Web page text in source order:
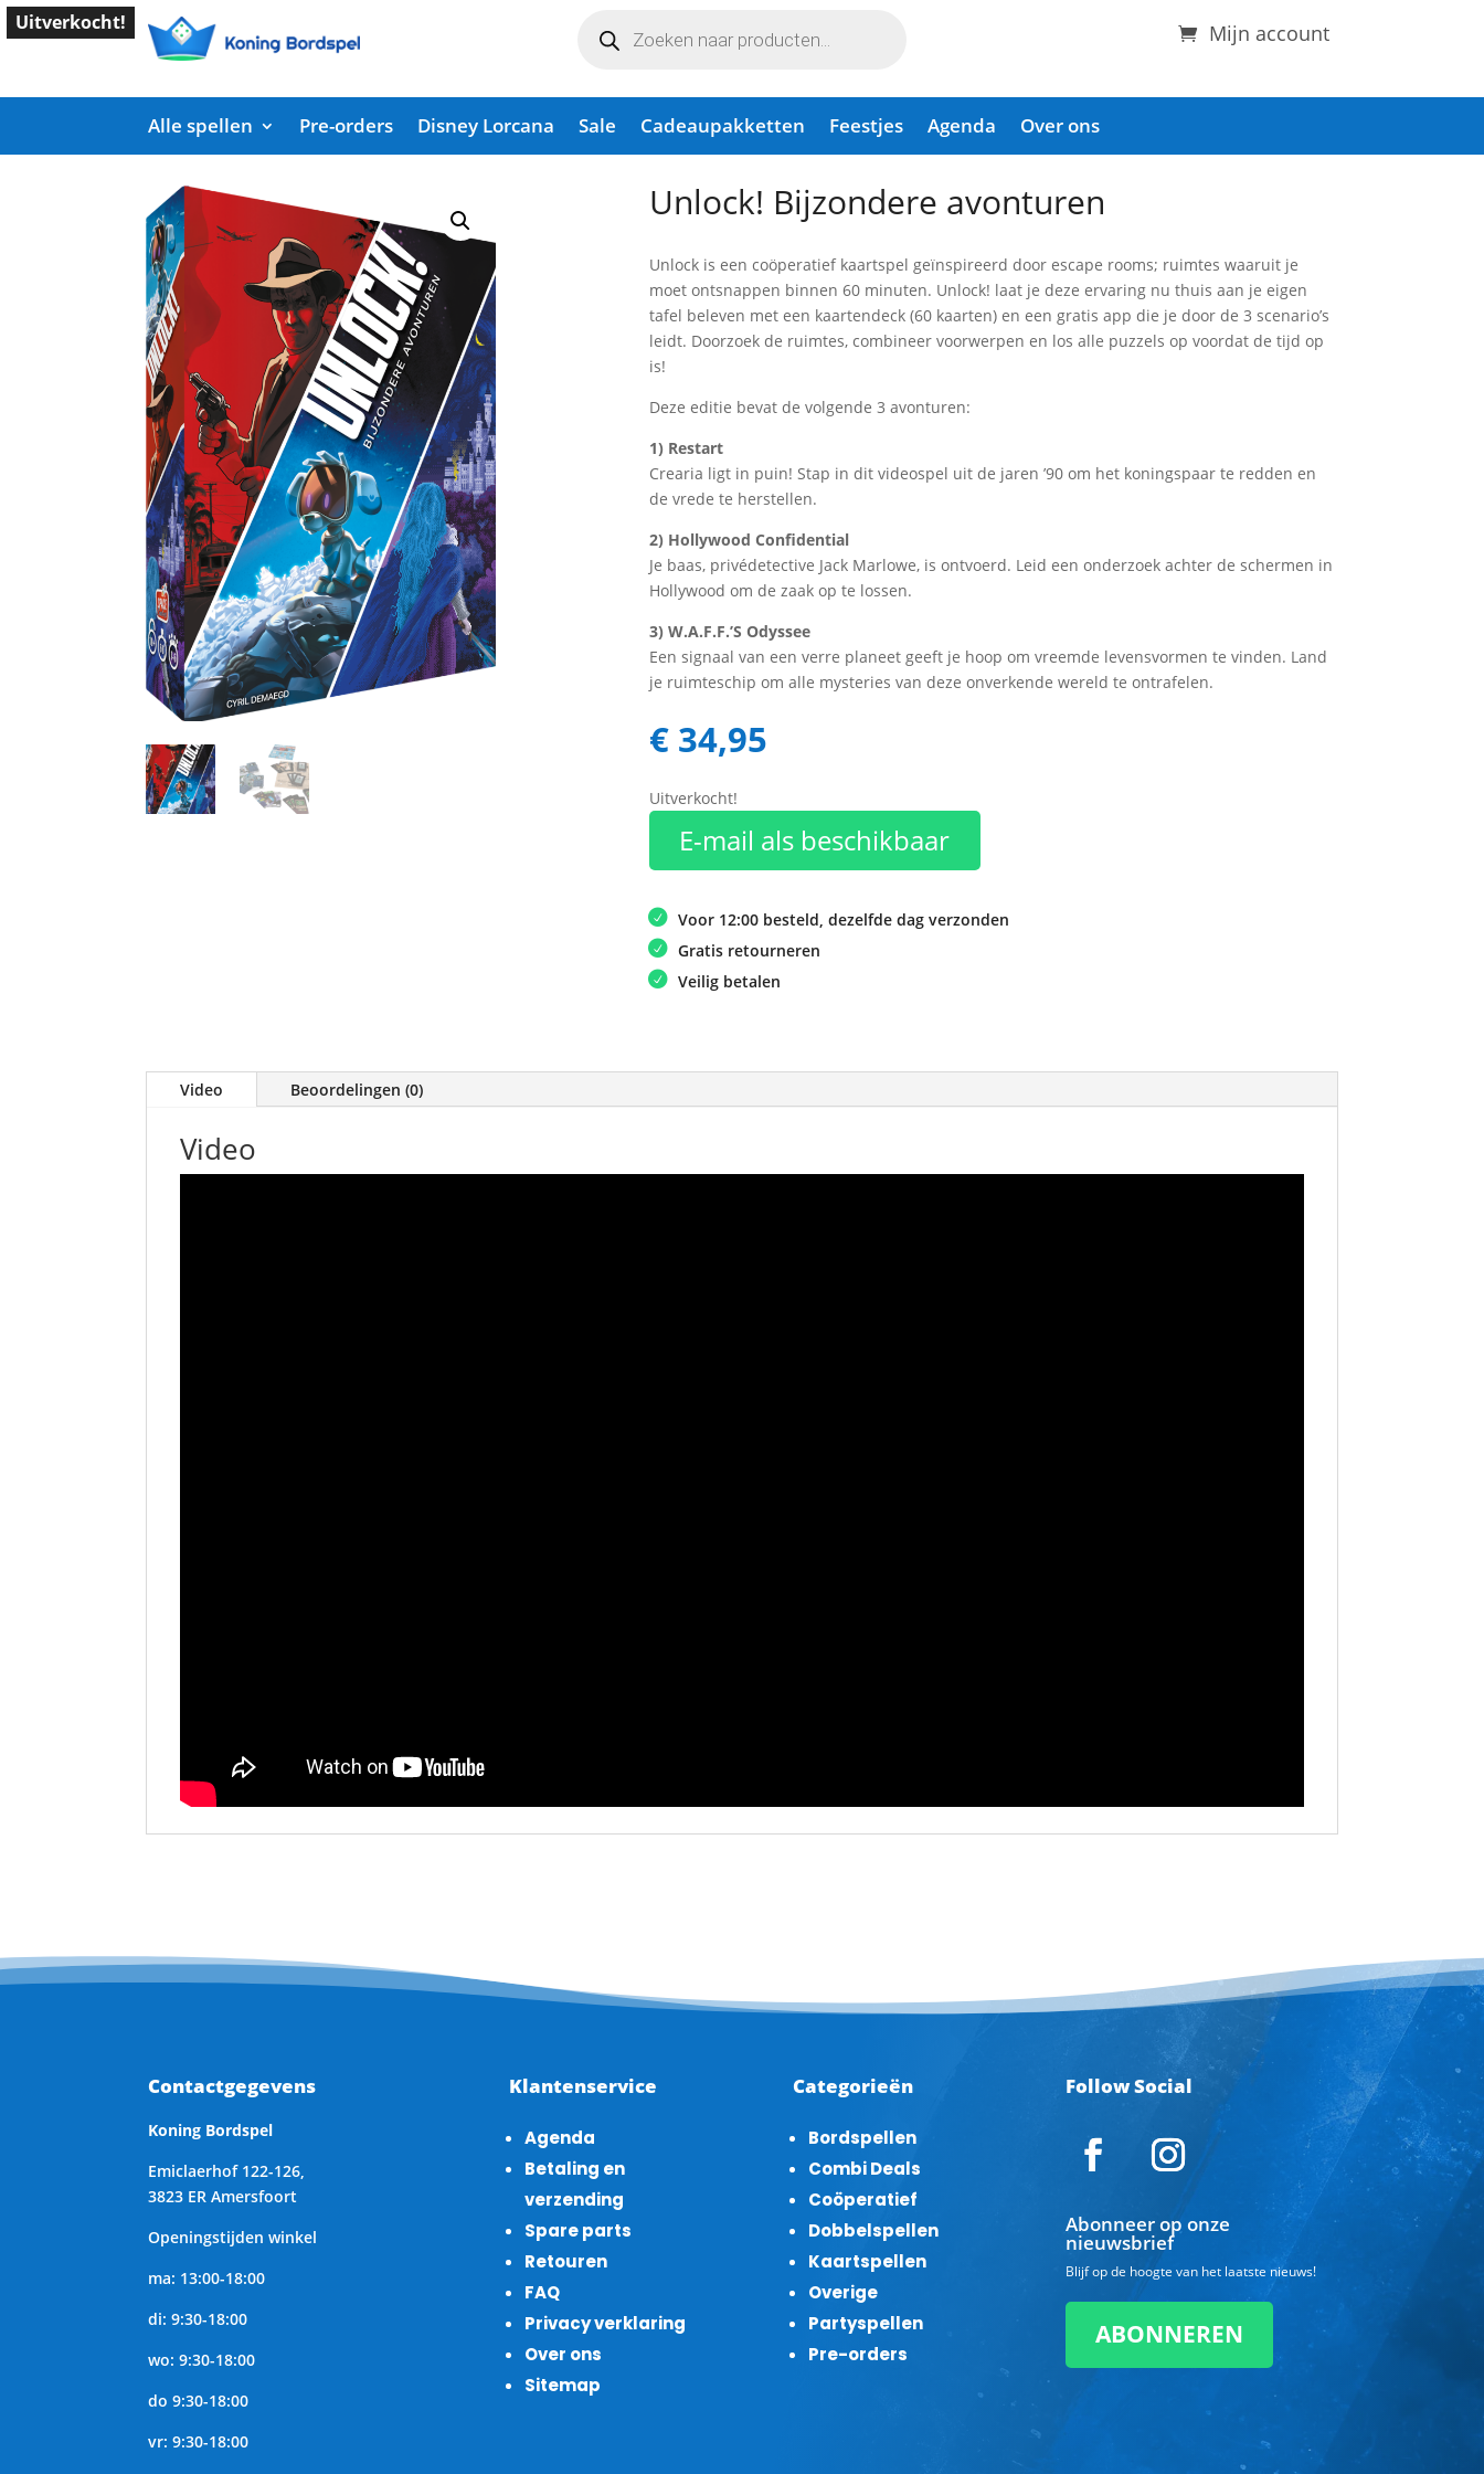
zoeken Mijn account
Alle spellen Pre-orders Disney Lorcana Sale Cadeaupakketten Feestjes Agenda Over ons
Uitverkocht!
Start /Shop/Bordspellen / Unlock! Bijzondere avonturen
Unlock! Bijzondere avonturen
Unlock is een coöperatief kaartspel geïnspireerd door escape rooms; ruimtes waaruit je
moet ontsnappen binnen 60 minuten. Unlock! laat je deze ervaring nu thuis aan je eigen
tafel beleven met een kaartendeck (60 kaarten) en een gratis app die je door de 3 scenario’s
leidt. Doorzoek de ruimtes, combineer voorwerpen en los alle puzzels op voordat de tijd op
is!
Deze editie bevat de volgende 3 avonturen:
1) Restart
Crearia ligt in puin! Stap in dit videospel uit de jaren ’90 om het koningspaar te redden en
de vrede te herstellen.
2) Hollywood Confidential
Je baas, privédetective Jack Marlowe, is ontvoerd. Leid een onderzoek achter de schermen in
Hollywood om de zaak op te lossen.
3) W.A.F.F.’S Odyssee
Een signaal van een verre planeet geeft je hoop om vreemde levensvormen te vinden. Land
je ruimteschip om alle mysteries van deze onverkende wereld te ontrafelen.
€34,95
Uitverkocht!
E-mail als beschikbaar
Voor 12:00 besteld, dezelfde dag verzonden
Gratis retourneren
Veilig betalen
Video Beoordelingen (0)
Video
Contactgegevens
Koning Bordspel
Emiclaerhof 122-126,
3823 ER Amersfoort
Openingstijden winkel
ma: 13:00-18:00
di: 9:30-18:00
wo: 9:30-18:00
do 9:30-18:00
vr: 9:30-18:00
Klantenservice
Agenda
Betaling en
verzending
Spare parts
Retouren
FAQ
Privacy verklaring
Over ons
Sitemap
Categorieën
Bordspellen
Combi Deals
Coöperatief
Dobbelspellen
Kaartspellen
Overige
Partyspellen
Pre-orders
Follow Social
Abonneer op onze
nieuwsbrief
Blijf op de hoogte van het laatste nieuws!
ABONNEREN